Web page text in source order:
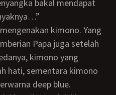
bakal mendapat
Papa juga setelah
kimono yang
hati, sementara kimono
deep blue.